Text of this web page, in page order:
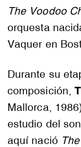
The Voodoo
orquesta
Vaquer en
Durante su
composición,
Mallorca,
estudio del
aquí nació